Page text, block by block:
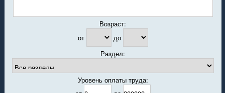
Возраст:
от
до
Раздел:
Уровень оплаты труда: